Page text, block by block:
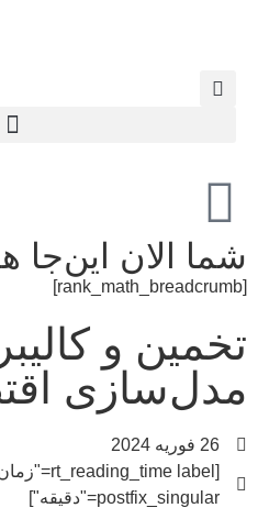
شما الان این‌جا
[rank_math_breadcrumb]
تخمین و
مدل‌سازی
26 فوریه 2024
postfix_singular="دقیقه"]